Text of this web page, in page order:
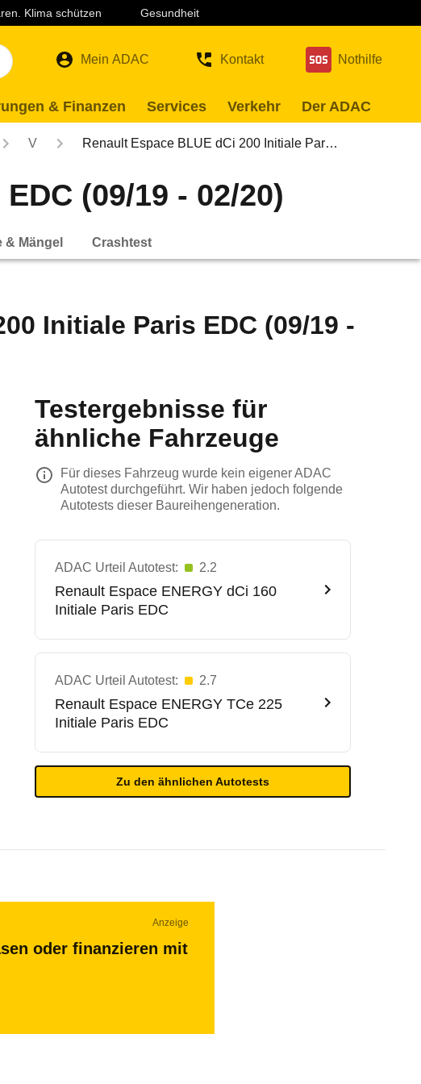
Klima schützen Gesundheit
Mein ADAC Kontakt Nothilfe
& Finanzen Services Verkehr Der ADAC
V Renault Espace BLUE dCi 200 Initiale Par…
(09/19 - 02/20)
& Mängel Crashtest
Initiale Paris EDC (09/19 -
Testergebnisse für
ähnliche Fahrzeuge
Für dieses Fahrzeug wurde kein eigener ADAC
Autotest durchgeführt. Wir haben jedoch folgende
Autotests dieser Baureihengeneration.
ADAC Urteil Autotest: 2.2
Renault Espace ENERGY dCi 160
Initiale Paris EDC
ADAC Urteil Autotest: 2.7
Renault Espace ENERGY TCe 225
Initiale Paris EDC
Zu den ähnlichen Autotests
Anzeige
oder finanzieren mit